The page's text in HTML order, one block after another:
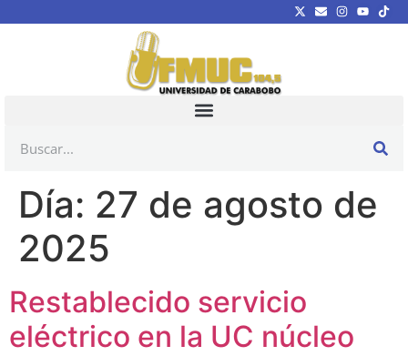
Día: 27 de agosto de
2025
Restablecido servicio
eléctrico en la UC núcleo